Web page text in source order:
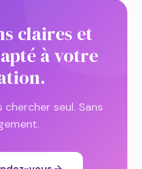
claires et
à votre
chercher seul. Sans